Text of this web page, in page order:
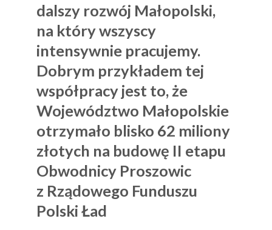
dalszy rozwój Małopolski,
na który wszyscy
intensywnie pracujemy.
Dobrym przykładem tej
współpracy jest to, że
Województwo Małopolskie
otrzymało blisko 62 miliony
złotych na budowę II etapu
Obwodnicy Proszowic
z Rządowego Funduszu
Polski Ład